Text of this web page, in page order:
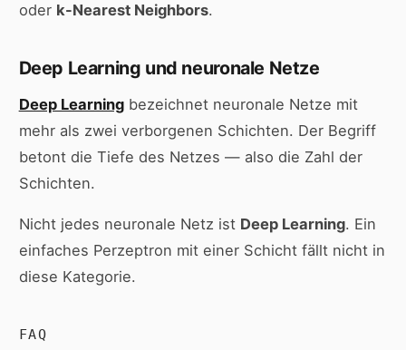
oder k-Nearest Neighbors.
Deep Learning und neuronale Netze
Deep Learningbezeichnet neuronale Netze mit
mehr als zwei verborgenen Schichten. Der Begriff
betont die Tiefe des Netzes — also die Zahl der
Schichten.
Nicht jedes neuronale Netz ist Deep Learning. Ein
einfaches Perzeptron mit einer Schicht fällt nicht in
diese Kategorie.
FAQ